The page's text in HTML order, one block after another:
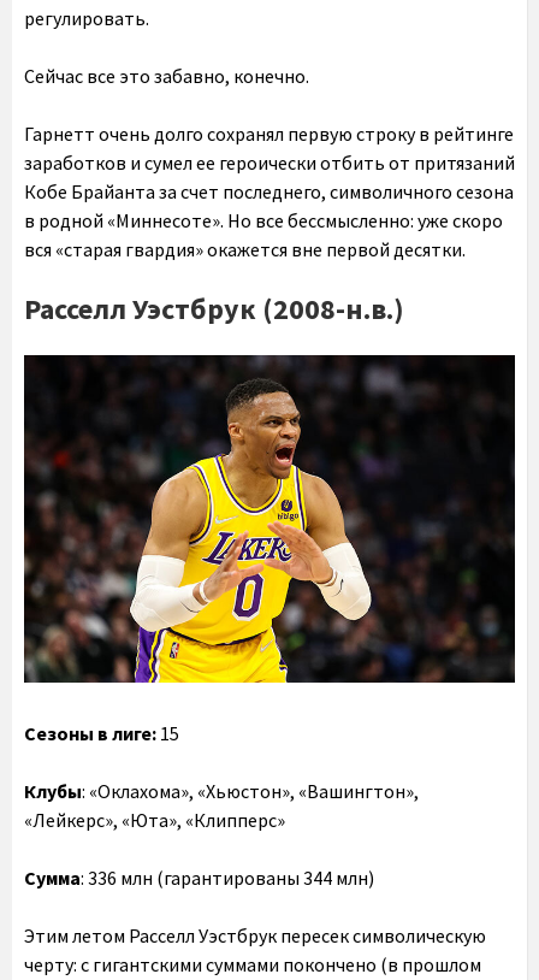
регулировать.
Сейчас все это забавно, конечно.
Гарнетт очень долго сохранял первую строку в рейтинге
заработков и сумел ее героически отбить от притязаний
Кобе Брайанта за счет последнего, символичного сезона
в родной «Миннесоте». Но все бессмысленно: уже скоро
вся «старая гвардия» окажется вне первой десятки.
Расселл Уэстбрук (2008-н.в.)
Сезоны в лиге: 15
Клубы: «Оклахома», «Хьюстон», «Вашингтон»,
«Лейкерс», «Юта», «Клипперс»
Сумма: 336 млн (гарантированы 344 млн)
Этим летом Расселл Уэстбрук пересек символическую
черту: с гигантскими суммами покончено (в прошлом